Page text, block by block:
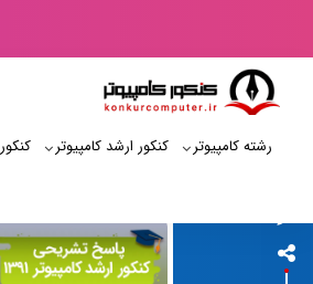
رشته کامپیوتر کنکور ارشد کامپیوتر